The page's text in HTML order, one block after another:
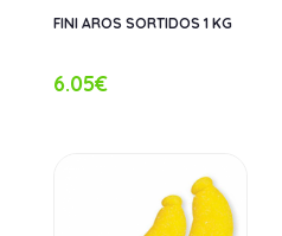
FINI AROS SORTIDOS 1 KG
6.05€